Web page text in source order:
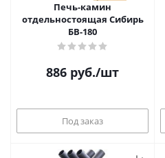
Печь-камин
отдельностоящая Сибирь
БВ-180
886 руб./шт
Под заказ